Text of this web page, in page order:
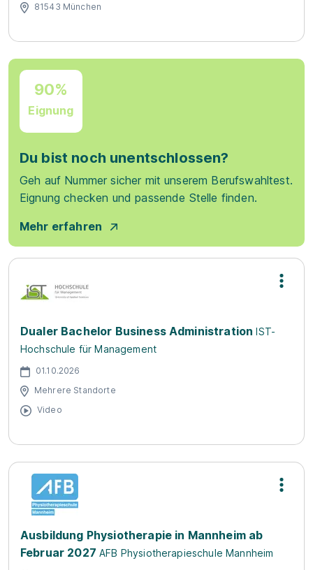
81543 München
90%
Eignung
Du bist noch unentschlossen?
Geh auf Nummer sicher mit unserem Berufswahltest.
Eignung checken und passende Stelle finden.
Mehr erfahren
Dualer Bachelor Business Administration IST-
Hochschule für Management
01.10.2026
Mehrere Standorte
Video
Ausbildung Physiotherapie in Mannheim ab
Februar 2027 AFB Physiotherapieschule Mannheim